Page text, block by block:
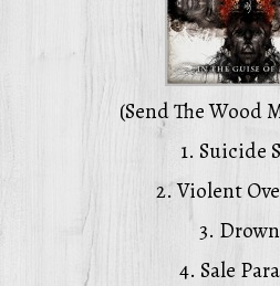
(Send The Wood
1. Suicide
2. Violent
3.
4. Sale